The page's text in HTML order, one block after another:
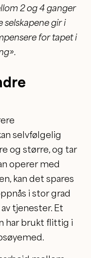
2 og 4 ganger
selskapene gir i
for tapet i
selvfølgelig
og større, og tar
operer med
kan det spares
i stor grad
tjenester. Et
har brukt flittig i